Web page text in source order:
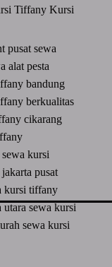
TiffanyKursi
pusat sewa
alat pesta
bandung
berkualitas
cikarang
sewa kursi
pusat
kursi tiffany
utarasewa kursi
sewa kursi